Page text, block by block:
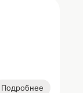
Подробнее